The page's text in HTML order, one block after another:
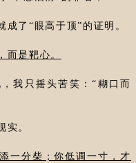
了“眼高于顶”的证明。
而是靶心。
我只摇头苦笑：“糊口而
实。
一分柴；你低调一寸，才